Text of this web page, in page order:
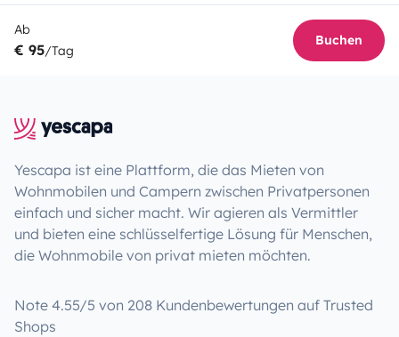
Ab
€ 95/Tag
Buchen
Yescapa ist eine Plattform, die das Mieten von
Wohnmobilen und Campern zwischen Privatpersonen
einfach und sicher macht. Wir agieren als Vermittler
und bieten eine schlüsselfertige Lösung für Menschen,
die Wohnmobile von privat mieten möchten.
Note 4.55/5 von 208 Kundenbewertungen auf Trusted
Shops